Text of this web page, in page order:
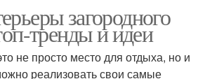
загородного
тренды и идеи
не просто место для отдыха, но и
реализовать свои самые